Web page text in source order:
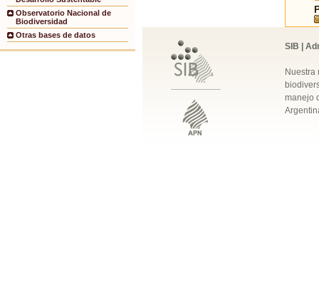
Observatorio Nacional de
Biodiversidad
Otras bases de datos
SIB |
Nuestra
manejo